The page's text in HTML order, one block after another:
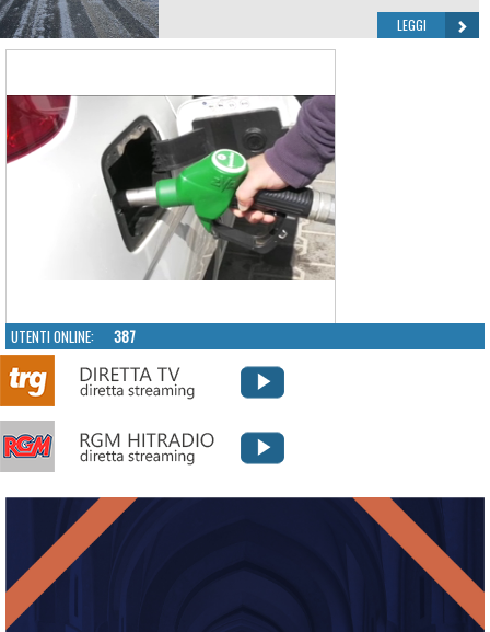
LEGGI
UTENTI ONLINE: 387